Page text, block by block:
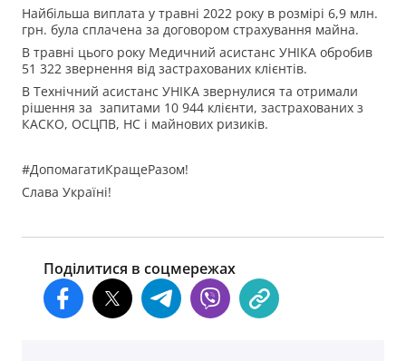
Найбільша виплата у травні 2022 року в розмірі 6,9 млн.
грн. була сплачена за договором страхування майна.
В травні цього року Медичний асистанс УНІКА обробив
51 322 звернення від застрахованих клієнтів.
В Технічний асистанс УНІКА звернулися та отримали
рішення за запитами 10 944 клієнти, застрахованих з
КАСКО, ОСЦПВ, НС і майнових ризиків.
#ДопомагатиКращеРазом!
Слава Україні!
Поділитися в соцмережах